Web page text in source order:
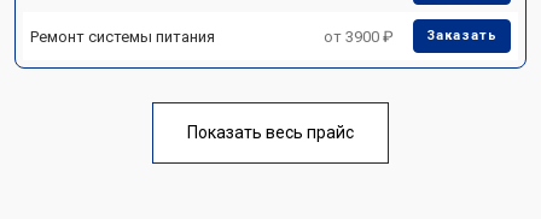
Ремонт системы питания от 3900 ₽ Заказать
Показать весь прайс